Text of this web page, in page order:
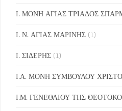
Ι. ΜΟΝΗ ΑΓΙΑΣ ΤΡΙΑΔΟΣ
Ι. Ν. ΑΓΙΑΣ ΜΑΡΙΝΗΣ (1)
Ι. ΣΙΔΕΡΗΣ (1)
Ι.Α. ΜΟΝΗ ΣΥΜΒΟΥΛΟΥ
Ι.Μ. ΓΕΝΕΘΛΙΟΥ ΤΗΣ